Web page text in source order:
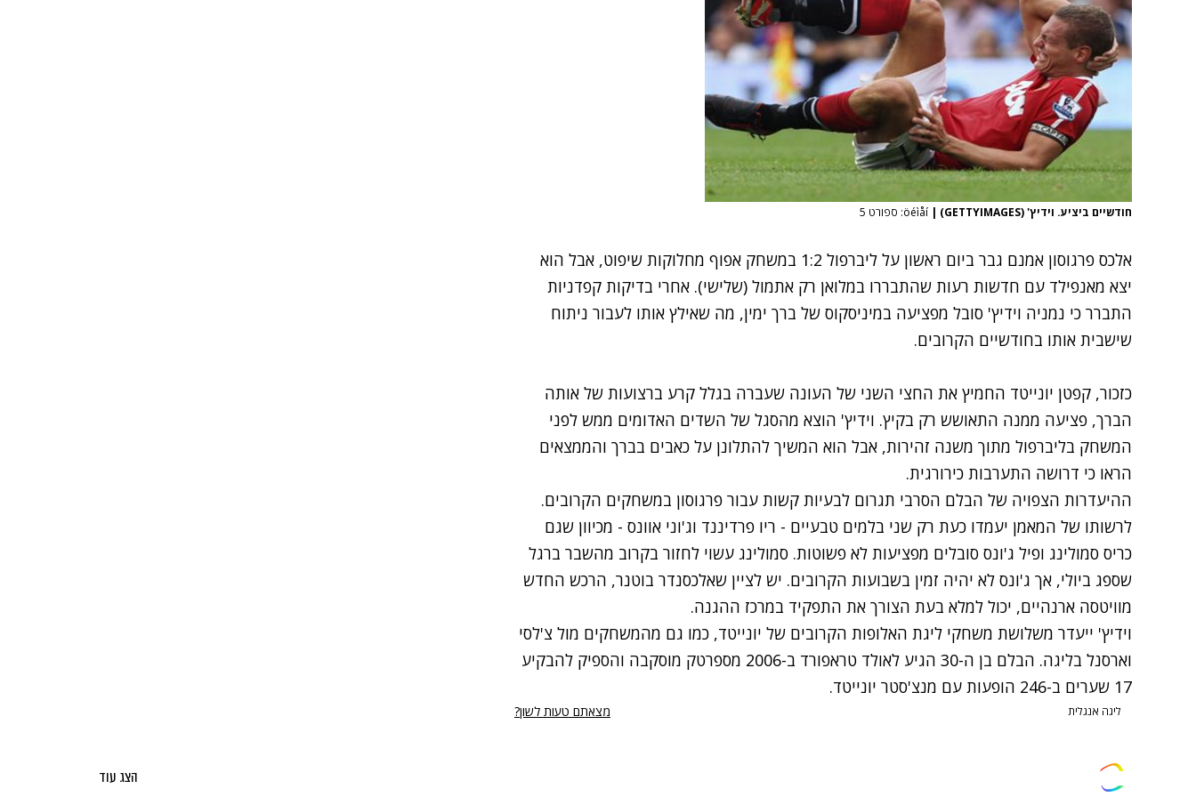
חודשיים ביציע. וידיץ' (GETTYIMAGES) | öéìåí: ספורט 5
אלכס פרגוסון אמנם גבר ביום ראשון על ליברפול 1:2 במשחק אפוף מחלוקות שיפוט, אבל הוא
יצא מאנפילד עם חדשות רעות שהתבררו במלואן רק אתמול (שלישי). אחרי בדיקות קפדניות
התברר כי נמניה וידיץ' סובל מפציעה במיניסקוס של ברך ימין, מה שאילץ אותו לעבור ניתוח
שישבית אותו בחודשיים הקרובים.
כזכור, קפטן יונייטד החמיץ את החצי השני של העונה שעברה בגלל קרע ברצועות של אותה
הברך, פציעה ממנה התאושש רק בקיץ. וידיץ' הוצא מהסגל של השדים האדומים ממש לפני
המשחק בליברפול מתוך משנה זהירות, אבל הוא המשיך להתלונן על כאבים בברך והממצאים
הראו כי דרושה התערבות כירורגית.
ההיעדרות הצפויה של הבלם הסרבי תגרום לבעיות קשות עבור פרגוסון במשחקים הקרובים.
לרשותו של המאמן יעמדו כעת רק שני בלמים טבעיים - ריו פרדיננד וג'וני אוונס - מכיוון שגם
כריס סמולינג ופיל ג'ונס סובלים מפציעות לא פשוטות. סמולינג עשוי לחזור בקרוב מהשבר ברגל
שספג ביולי, אך ג'ונס לא יהיה זמין בשבועות הקרובים. יש לציין שאלכסנדר בוטנר, הרכש החדש
מוויטסה ארנהיים, יכול למלא בעת הצורך את התפקיד במרכז ההגנה.
וידיץ' ייעדר משלושת משחקי ליגת האלופות הקרובים של יונייטד, כמו גם מהמשחקים מול צ'לסי
וארסנל בליגה. הבלם בן ה-30 הגיע לאולד טראפורד ב-2006 מספרטק מוסקבה והספיק להבקיע
17 שערים ב-246 הופעות עם מנצ'סטר יונייטד.
ליגה אנגלית מצאתם טעות לשון?
הצג עוד